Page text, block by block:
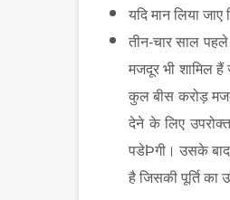
यदि मान लिया
तीन-चार साल पहले
मजदूर भी शामिल
कुल बीस करोड़
देने के लिए
पडेÞगी। उसके बाद
है जिसकी पूर्ति का